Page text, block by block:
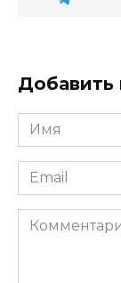
Добавить
Имя
*
Email
*
Комментарий